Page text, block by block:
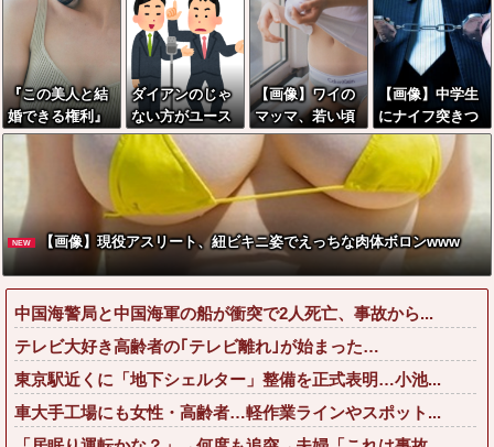
wwww
ワイ「ほ～い購
入ｗ」
ッ刺さりまくり
と話題にw w w
w w w w w w w
w w w
う
『この美人と結
婚できる権利』
が100万円だっ
たらどっち選ぶ
ダイアンのじゃ
ない方がユース
ケさんになって
しまっていると
いう事実←これ
【画像】ワイの
マッマ、若い頃
はめちゃめちゃ
えっちな美人だ
ったwwwww
【画像】中学生
にナイフ突きつ
けてレイプした5
6歳おじさんのご
尊顔wwwwww
NEW 【画像】現役アスリート、紐ビキニ姿でえっちな肉体ボロンwww
中国海警局と中国海軍の船が衝突で2人死亡、事故から...
テレビ大好き高齢者の｢テレビ離れ｣が始まった…
東京駅近くに「地下シェルター」整備を正式表明…小池...
車大手工場にも女性・高齢者…軽作業ラインやスポット...